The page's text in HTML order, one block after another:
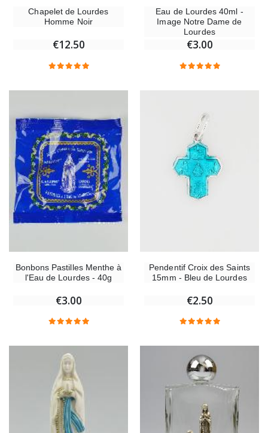
Chapelet de Lourdes
Homme Noir
€12.50
Eau de Lourdes 40ml -
Image Notre Dame de
Lourdes
€3.00
Bonbons Pastilles Menthe à
l'Eau de Lourdes - 40g
€3.00
Pendentif Croix des Saints
15mm - Bleu de Lourdes
€2.50